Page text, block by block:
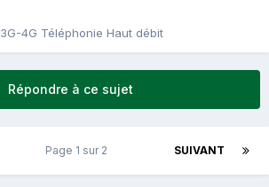
3G-4G Téléphonie Haut débit
Répondre à ce sujet
SUIVANT
Page 1 sur 2